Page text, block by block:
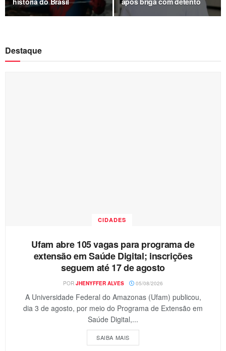
Destaque
CIDADES
Ufam abre 105 vagas para programa de
extensão em Saúde Digital; inscrições
seguem até 17 de agosto
POR JHENYFFER ALVES 05/08/2026
A Universidade Federal do Amazonas (Ufam) publicou,
dia 3 de agosto, por meio do Programa de Extensão em
Saúde Digital,...
SAIBA MAIS